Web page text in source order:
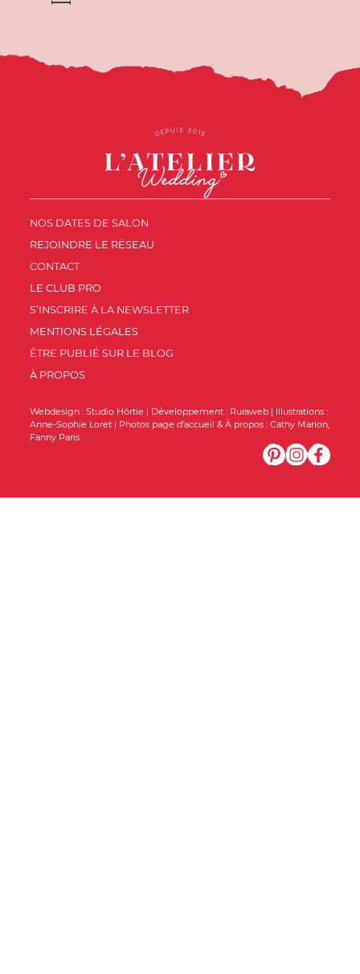
NOS DATES DE SALON
REJOINDRE LE RÉSEAU
CONTACT
LE CLUB PRO
S’INSCRIRE À LA NEWSLETTER
MENTIONS LÉGALES
ÊTRE PUBLIÉ SUR LE BLOG
À PROPOS
Webdesign :Studio Hörtie | Développement : Ruraweb | Illustrations :
Anne-Sophie Loret | Photos page d’accueil & À propos :Cathy Marion
Fanny Paris